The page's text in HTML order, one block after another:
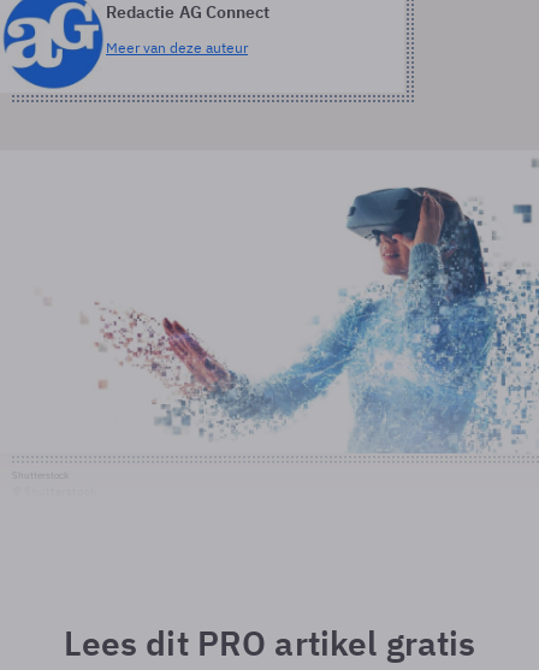
Redactie AG Connect
Meer van deze auteur
Lees dit PRO artikel gratis